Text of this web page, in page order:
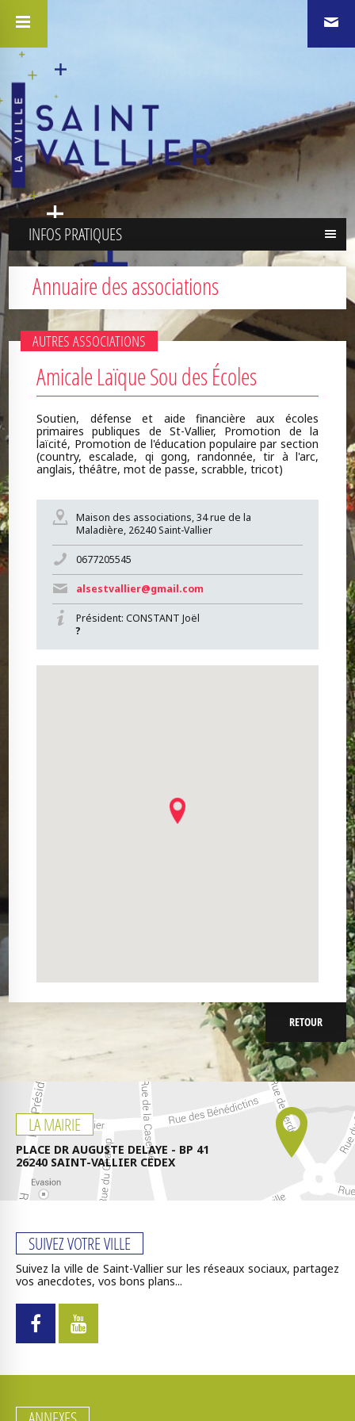
INFOS PRATIQUES
Annuaire des associations
AUTRES ASSOCIATIONS
Amicale Laïque Sou des Écoles
Soutien, défense et aide financière aux écoles
primaires publiques de St-Vallier, Promotion de la
laïcité, Promotion de l'éducation populaire par section
(country, escalade, qi gong, randonnée, tir à l'arc,
anglais, théâtre, mot de passe, scrabble, tricot)
Maison des associations, 34 rue de la
Maladière, 26240 Saint-Vallier
0677205545
alsestvallier@gmail.com
Président: CONSTANT Joël
?
RETOUR
LA MAIRIE
PLACE DR AUGUSTE DELAYE - BP 41
26240 SAINT-VALLIER CEDEX
SUIVEZ VOTRE VILLE
Suivez la ville de Saint-Vallier sur les réseaux sociaux, partagez
vos anecdotes, vos bons plans...